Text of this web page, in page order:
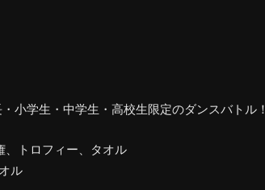
小学生・中学生・高校生限定のダンスバトル！
トロフィー、タオル
ル